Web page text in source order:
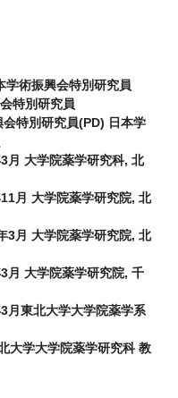
術振興会特別研究員
特別研究員
特別研究員(PD) 日本学
月 大学院薬学研究科, 北
月 大学院薬学研究院, 北
3月 大学院薬学研究院, 北
月 大学院薬学研究院, 千
月東北大学大学院薬学系
大学大学院薬学研究科 教